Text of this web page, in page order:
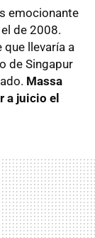
emocionante
de 2008.
llevaría a
de Singapur
Massa
a juicio el